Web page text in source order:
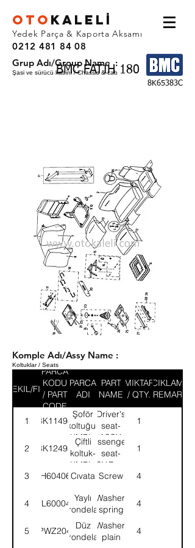
OTO KALEL İ
Yedek Parça & Kaporta Aksamı
0212 481 84 08
BMC FATIH 180
Grup Adı/Group Name :
Şasi ve sürücü kabini / Chassis & cab
8K65383C
Komple Adı/Assy Name :
Koltuklar / Seats
SEKIL/FIG
PARCA
KODU
/ PART
CODE
PARCA
ADI
PART
NAME
MIKTAR
/ QTY.
ACIKLAMA
/ REMARK
1 8K11494
Şoför
koltuğu-
KMPL.
Driver's
seat-
ASSY.
1
2 8K12493
Çiftli
koltuk-
KMPL.
Passenger's
seat-
ASSY.Double
1
3 SH604061Cıvata Screw 4
4 WL600042
Yaylı
rondela
Washer,
spring
4
5 PWZ204
Düz
rondela
Washer,
plain
4